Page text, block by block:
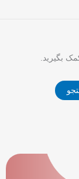
بگیرید.